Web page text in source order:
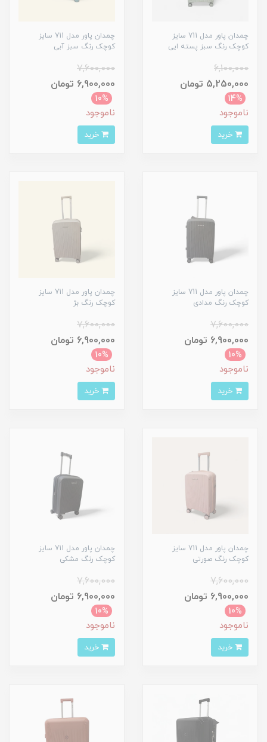
چمدان پاور مدل 711 سایز
کوچک رنگ سبز پسته ایی
6,100,000
5,250,000 تومان
14%
ناموجود
چمدان پاور مدل 711 سایز
کوچک رنگ سبز آبی
7,600,000
6,900,000 تومان
10%
ناموجود
چمدان پاور مدل 711 سایز
کوچک رنگ مدادی
7,600,000
6,900,000 تومان
10%
ناموجود
چمدان پاور مدل 711 سایز
کوچک رنگ بژ
7,600,000
6,900,000 تومان
10%
ناموجود
چمدان پاور مدل 711 سایز
کوچک رنگ صورتی
7,600,000
6,900,000 تومان
10%
ناموجود
چمدان پاور مدل 711 سایز
کوچک رنگ مشکی
7,600,000
6,900,000 تومان
10%
ناموجود